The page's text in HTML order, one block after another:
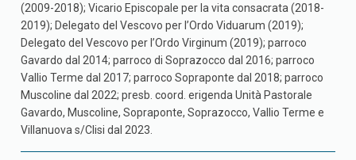
(2009-2018); Vicario Episcopale per la vita consacrata (2018-
2019); Delegato del Vescovo per l’Ordo Viduarum (2019);
Delegato del Vescovo per l’Ordo Virginum (2019); parroco
Gavardo dal 2014; parroco di Soprazocco dal 2016; parroco
Vallio Terme dal 2017; parroco Sopraponte dal 2018; parroco
Muscoline dal 2022; presb. coord. erigenda Unità Pastorale
Gavardo, Muscoline, Sopraponte, Soprazocco, Vallio Terme e
Villanuova s/Clisi dal 2023.